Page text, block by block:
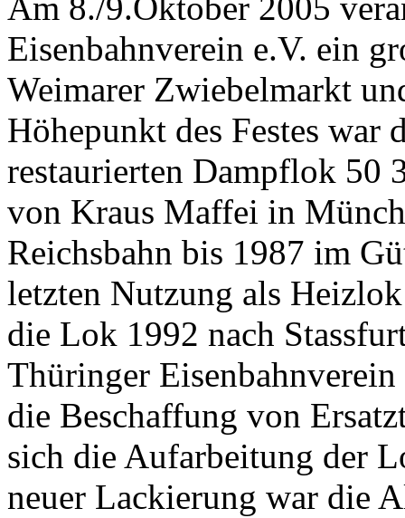
Eisenbahnverein e.V. ein
Weimarer Zwiebelmarkt
Höhepunkt des Festes war
restaurierten Dampflok 50
von Kraus Maffei in
Reichsbahn bis 1987 im
letzten Nutzung als
die Lok 1992 nach
Thüringer
die Beschaffung von
sich die Aufarbeitung der
neuer Lackierung war die